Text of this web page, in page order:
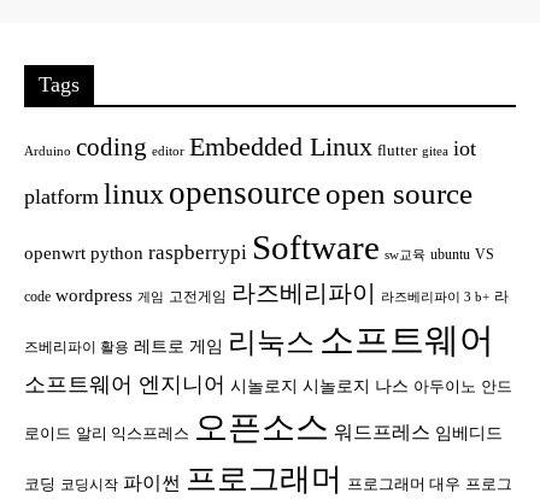
Tags
Arduino coding editor Embedded Linux flutter gitea iot
platform linux opensource open source
openwrt python raspberrypi Software sw교육 ubuntu VS
code wordpress 게임 고전게임 라즈베리파이 라즈베리파이 3 b+ 라
즈베리파이 활용 레트로 게임 리눅스 소프트웨어
소프트웨어 엔지니어 시놀로지 시놀로지 나스 아두이노 안드
로이드 알리 익스프레스 오픈소스 워드프레스 임베디드
코딩 코딩시작 파이썬 프로그래머 프로그래머 대우 프로그